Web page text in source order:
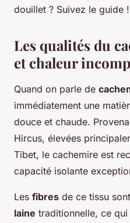
douillet ? Suivez le guide !
Les qualités du
et chaleur
Quand on parle de
immédiatement une
douce et chaude.
Hircus, élevées
Tibet, le cachemire est
capacité isolante
Les fibres de ce tissu
laine traditionnelle, ce